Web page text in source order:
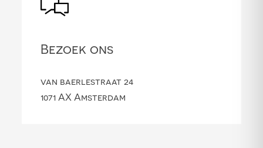
Bezoek ons
van baerlestraat 24
1071 AX Amsterdam